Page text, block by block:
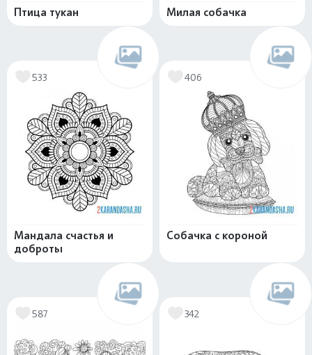
Птица тукан Милая собачка
533
Мандала счастья и
доброты
406
Собачка с короной
587 342